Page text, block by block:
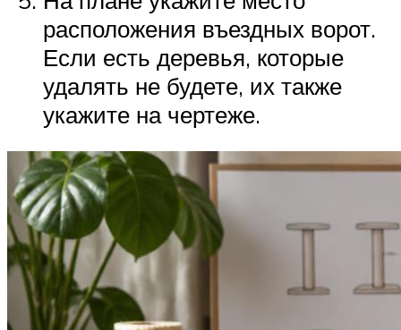
расположения въездных ворот.
Если есть деревья, которые
удалять не будете, их также
укажите на чертеже.